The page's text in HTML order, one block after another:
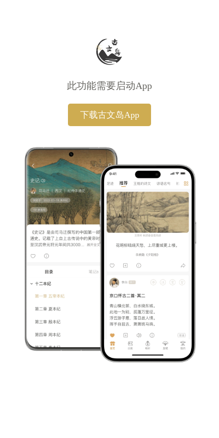
此功能需要启动App
下载古文岛App